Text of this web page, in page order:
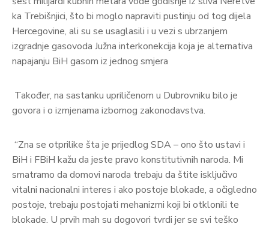
ka Trebišnjici, što bi moglo napraviti pustinju od tog dijela
Hercegovine, ali su se usaglasili i u vezi s ubrzanjem
izgradnje gasovoda Južna interkonekcija koja je alternativa
napajanju BiH gasom iz jednog smjera
Također, na sastanku upriličenom u Dubrovniku bilo je
govora i o izmjenama izbornog zakonodavstva.
“Zna se otprilike šta je prijedlog SDA – ono što ustavi i
BiH i FBiH kažu da jeste pravo konstitutivnih naroda. Mi
smatramo da domovi naroda trebaju da štite isključivo
vitalni nacionalni interes i ako postoje blokade, a očigledno
postoje, trebaju postojati mehanizmi koji bi otklonili te
blokade. U prvih mah su dogovori tvrdi jer se svi teško